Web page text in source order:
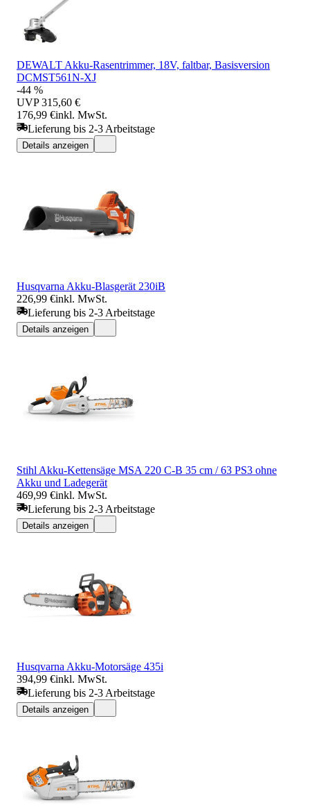
DEWALT Akku-Rasentrimmer, 18V, faltbar, Basisversion
DCMST561N-XJ
-44 %
UVP 315,60 €
176,99 €inkl. MwSt.
Lieferung bis 2-3 Arbeitstage
Details anzeigen
Husqvarna Akku-Blasgerät 230iB
226,99 €inkl. MwSt.
Lieferung bis 2-3 Arbeitstage
Details anzeigen
Stihl Akku-Kettensäge MSA 220 C-B 35 cm / 63 PS3 ohne
Akku und Ladegerät
469,99 €inkl. MwSt.
Lieferung bis 2-3 Arbeitstage
Details anzeigen
Husqvarna Akku-Motorsäge 435i
394,99 €inkl. MwSt.
Lieferung bis 2-3 Arbeitstage
Details anzeigen